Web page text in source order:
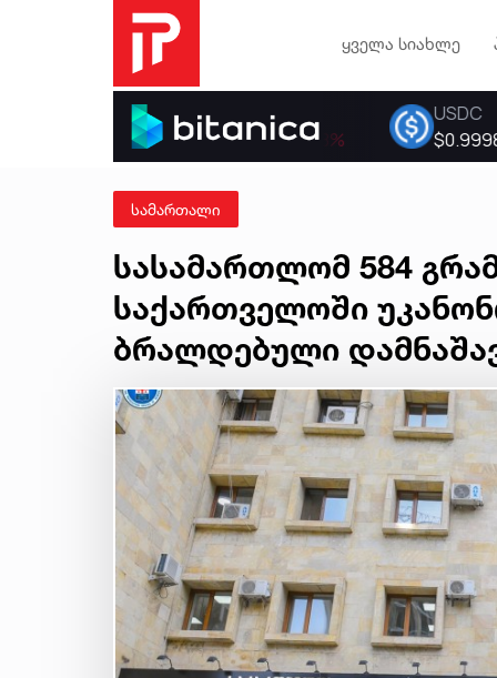
ყველა სიახლე
სამართალი
სასამართლომ 584
საქართველოში
ბრალდებული